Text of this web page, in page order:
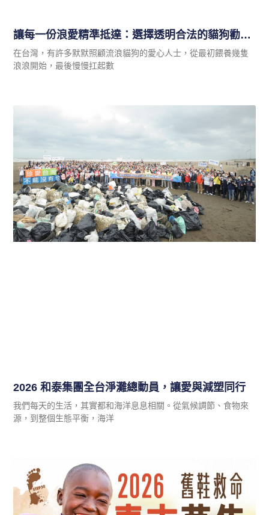
讓每一份浪愛精準抵達：選擇透明合法的貓狗勸募平台
在台灣，有許多默默照顧流浪貓狗的愛心人士，從最初餵養幾隻
浪浪開始，最後慢慢扛起數
2026 和泰集團全台淨灘總動員，讓愛與減塑同行
我們每天的生活，其實都和海洋息息相關。從氣候調節、食物來
源，到整個生態平衡，海洋